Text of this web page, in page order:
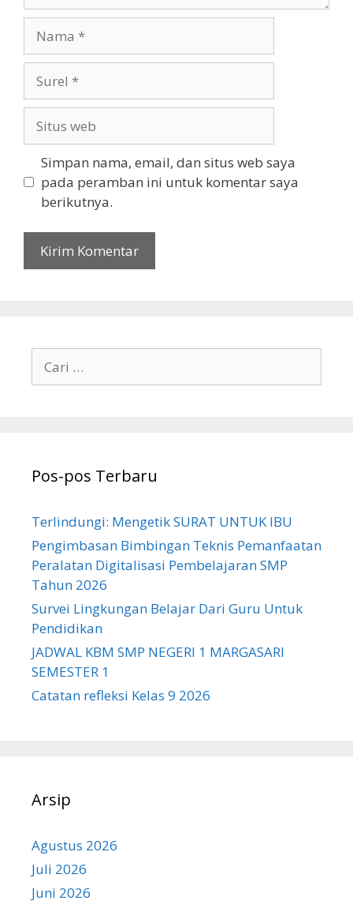
web
Simpan nama, email, dan situs web saya
pada peramban ini untuk komentar saya
berikutnya.
untuk:
Pos-pos Terbaru
Terlindungi: Mengetik SURAT UNTUK IBU
Pengimbasan Bimbingan Teknis Pemanfaatan
Peralatan Digitalisasi Pembelajaran SMP
Tahun 2026
Survei Lingkungan Belajar Dari Guru Untuk
Pendidikan
JADWAL KBM SMP NEGERI 1 MARGASARI
SEMESTER 1
Catatan refleksi Kelas 9 2026
Arsip
Agustus 2026
Juli 2026
Juni 2026